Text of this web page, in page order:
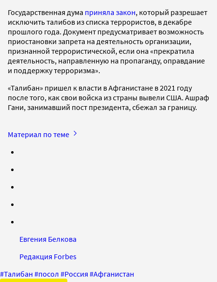
Государственная дума приняла закон, который разрешает
исключить талибов из списка террористов, в декабре
прошлого года. Документ предусматривает возможность
приостановки запрета на деятельность организации,
признанной террористической, если она «прекратила
деятельность, направленную на пропаганду, оправдание
и поддержку терроризма».
«Талибан» пришел к власти в Афганистане в 2021 году
после того, как свои войска из страны вывели США. Ашраф
Гани, занимавший пост президента, сбежал за границу.
Материал по теме
Евгения Белкова
Редакция Forbes
#Талибан #посол #Россия #Афганистан